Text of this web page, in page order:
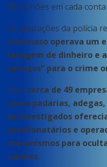
98 milhões em cada
As apurações da polícia
criminoso operava um
lavagem de dinheiro e
serviços” para o crime
Com cerca de 49
como padarias,
os investigados
estelionatários e
mecanismos para
valores.